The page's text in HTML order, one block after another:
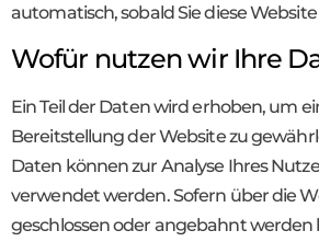
automatisch, sobald Sie diese
Wofür nutzen wir Ihre
Ein Teil der Daten wird erhoben, um
Bereitstellung der Website zu
Daten können zur Analyse Ihres
verwendet werden. Sofern über die
geschlossen oder angebahnt werden